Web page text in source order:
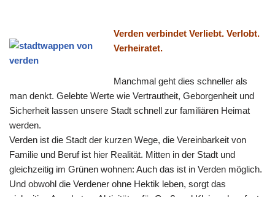
Verden verbindet Verliebt. Verlobt.
Verheiratet.
Manchmal geht dies schneller als
man denkt. Gelebte Werte wie Vertrautheit, Geborgenheit und
Sicherheit lassen unsere Stadt schnell zur familiären Heimat
werden.
Verden ist die Stadt der kurzen Wege, die Vereinbarkeit von
Familie und Beruf ist hier Realität. Mitten in der Stadt und
gleichzeitig im Grünen wohnen: Auch das ist in Verden möglich.
Und obwohl die Verdener ohne Hektik leben, sorgt das